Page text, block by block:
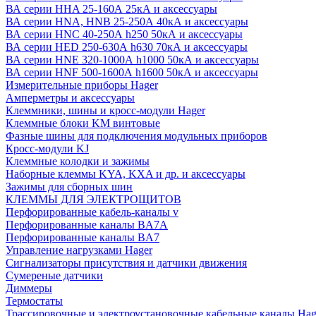
ВА серии HHA 25-160А 25кА и аксессуары
ВА серии HNA, HNB 25-250А 40кА и аксессуары
ВА серии HNC 40-250А h250 50кА и аксессуары
ВА серии HED 250-630А h630 70кА и аксессуары
ВА серии HNE 320-1000А h1000 50кА и аксессуары
ВА серии HNF 500-1600А h1600 50кА и аксессуары
Измерительные приборы Hager
Амперметры и аксессуары
Клеммники, шины и кросс-модули Hager
Клеммные блоки KM винтовые
Фазные шины для подключения модульных приборов
Кросс-модули KJ
Клеммные колодки и зажимы
Наборные клеммы KYA, KXA и др. и аксессуары
Зажимы для сборных шин
КЛЕММЫ ДЛЯ ЭЛЕКТРОЩИТОВ
Перфорированные кабель-каналы v
Перфорированные каналы BA7A
Перфорированные каналы BA7
Управление нагрузками Hager
Сигнализаторы присутствия и датчики движения
Сумереные датчики
Диммеры
Термостаты
Трассировочные и электроустановочные кабельные каналы